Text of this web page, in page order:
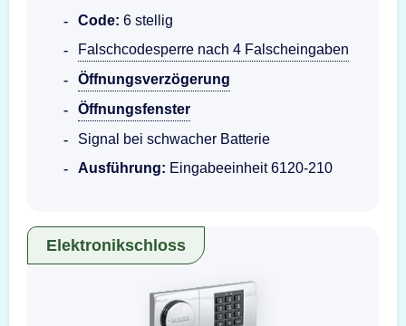
Code: 6 stellig
Falschcodesperre nach 4 Falscheingaben
Öffnungsverzögerung
Öffnungsfenster
Signal bei schwacher Batterie
Ausführung: Eingabeeinheit 6120-210
Elektronikschloss